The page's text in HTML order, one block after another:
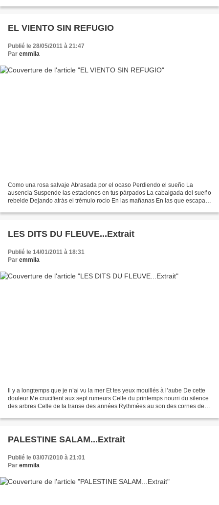
EL VIENTO SIN REFUGIO
Publié le 28/05/2011 à 21:47
Par emmila
Como una rosa salvaje Abrasada por el ocaso Perdiendo el sueño La
ausencia Suspende las estaciones en tus párpados La cabalgada del sueño
rebelde Dejando atrás el trémulo rocío En las mañanas En las que escapa
LES DITS DU FLEUVE...Extrait
Publié le 14/01/2011 à 18:31
Par emmila
Il y a longtemps que je n’ai vu la mer Et tes yeux mouillés à l’aube De cette
douleur Me crucifient aux sept rumeurs Celle du printemps nourri du silence
des arbres Celle de la transe des années Rythmées au son des cornes de
PALESTINE SALAM...Extrait
Publié le 03/07/2010 à 21:01
Par emmila